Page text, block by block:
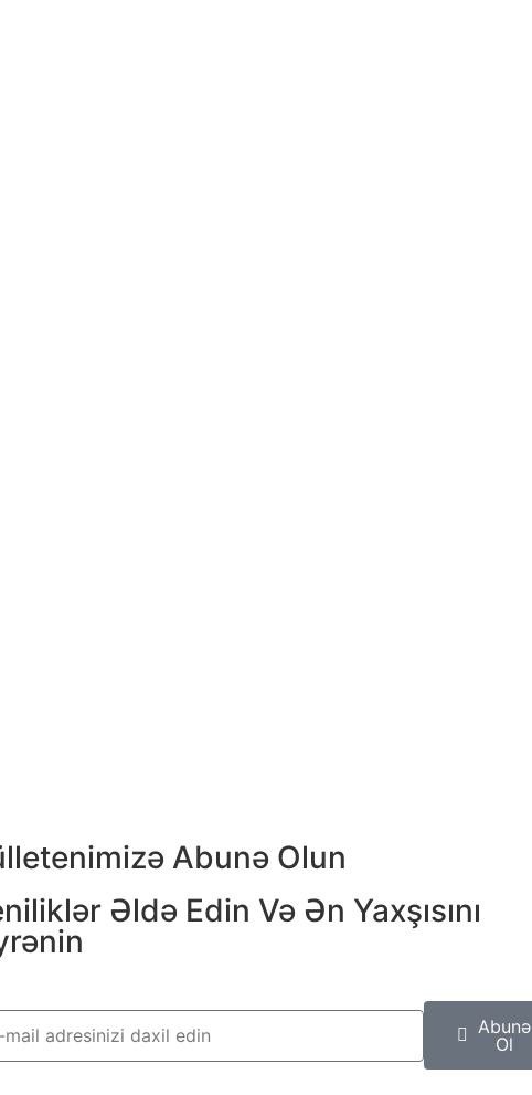
Abunə Olun
Əldə Edin Və Ən Yaxşısını
Abunə
Ol